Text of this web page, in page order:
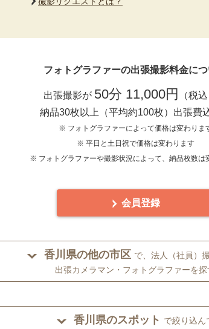
フォトグラファーの出張撮影料金に
出張撮影が 50分 11,000円
（税
納品30枚以上（平均約100枚）出張費
※ フォトグラファーによって価格は変わりま
※ 平日と土日祝で価格は変わります
※ フォトグラファーや撮影状況によって、納品枚数は
会員登録
香川県の他の市区 で、法人（社員）
出張カメラマン・フォトグラファーを探
香川県のスポット で絞り込ん